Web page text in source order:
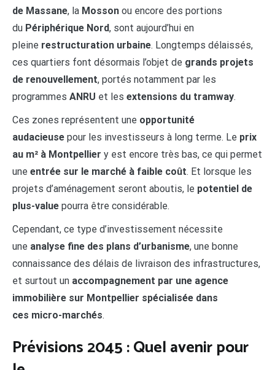
de Massane, la Mosson ou encore des portions
du Périphérique Nord, sont aujourd’hui en
pleine restructuration urbaine. Longtemps délaissés,
ces quartiers font désormais l’objet de grands projets
de renouvellement, portés notamment par les
programmes ANRU et les extensions du tramway.
Ces zones représentent une opportunité
audacieuse pour les investisseurs à long terme. Le prix
au m² à Montpellier y est encore très bas, ce qui permet
une entrée sur le marché à faible coût. Et lorsque les
projets d’aménagement seront aboutis, le potentiel de
plus-value pourra être considérable.
Cependant, ce type d’investissement nécessite
une analyse fine des plans d’urbanisme, une bonne
connaissance des délais de livraison des infrastructures,
et surtout un accompagnement par une agence
immobilière sur Montpellier spécialisée dans
ces micro-marchés.
Prévisions 2045 : Quel avenir pour